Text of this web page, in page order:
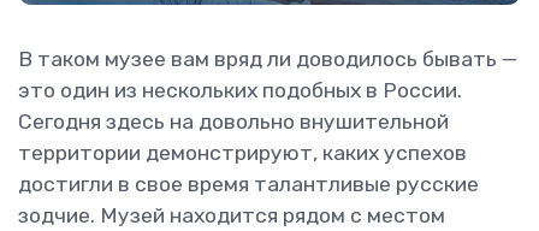
В таком музее вам вряд ли доводилось бывать —
это один из нескольких подобных в России.
Сегодня здесь на довольно внушительной
территории демонстрируют, каких успехов
достигли в свое время талантливые русские
зодчие. Музей находится рядом с местом